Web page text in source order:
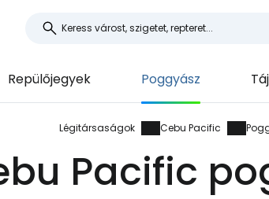
Repülőjegyek Poggyász
Légitársaságok Cebu Pacific
Pacific